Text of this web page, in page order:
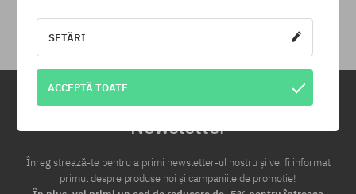
Newsletter
Înregistrează-te pentru a primi newsletter-ul nostru și vei fi informat
primul despre produse noi și campaniile de promoție!
SETĂRI
ACCEPTĂ TOATE